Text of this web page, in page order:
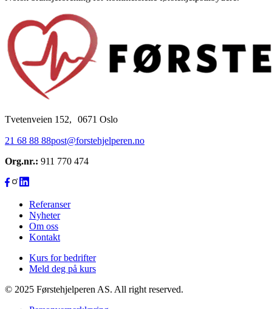
Tvetenveien 152, 0671 Oslo
21 68 88 88post@forstehjelperen.no
Org.nr.: 911 770 474
Referanser
Nyheter
Om oss
Kontakt
Kurs for bedrifter
Meld deg på kurs
© 2025 Førstehjelperen AS. All right reserved.